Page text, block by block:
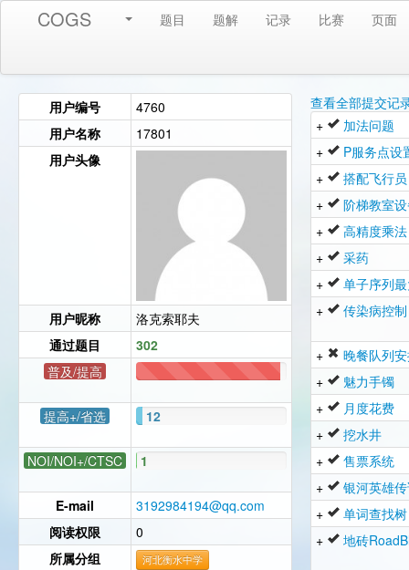
COGS 题目 题解 记录 比赛 页面
用户编号
4760
用户名称
17801
用户头像
用户昵称
洛克索耶夫
通过题目
302
普及/提高
提高+/省选
12
NOI/NOI+/CTSC 1
E-mail
3192984194@qq.com
阅读权限
0
所属分组
河北衡水中学
查看全部提交记
+
加法问题
+
P服务点设
+
搭配飞行员
+
阶梯教室
+
高精度乘法
+
采药
+
单子序列
+
传染病控制
+
晚餐队列
+
魅力手镯
+
月度花费
+
挖水井
+
售票系统
+
银河英雄
+
单词查找树
+
地砖